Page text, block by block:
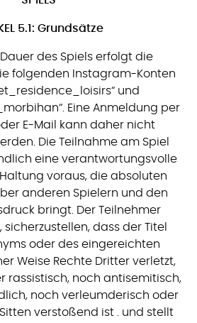
5.1: Grundsätze
des Spiels erfolgt die
folgenden Instagram-Konten
und
Eine Anmeldung per
E-Mail kann daher nicht
Die Teilnahme am Spiel
eine verantwortungsvolle
voraus, die absoluten
anderen Spielern und den
bringt. Der Teilnehmer
dass der Titel
oder des eingereichten
Weise Rechte Dritter verletzt,
rassistisch, noch antisemitisch,
noch verleumderisch oder
verstoßend ist . und stellt